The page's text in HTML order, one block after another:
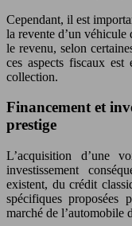
Cependant, il est
la revente d’un véhicule
le revenu, selon
ces aspects fiscaux
collection.
Financement et
prestige
L’acquisition d’une
investissement
existent, du crédit
spécifiques proposées
marché de l’automobile